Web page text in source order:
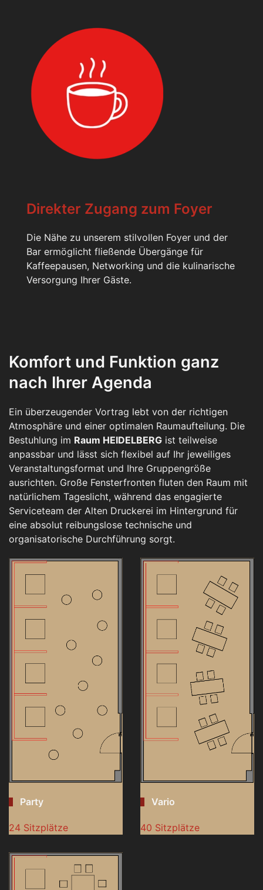
Direkter Zugang zum Foyer
Die Nähe zu unserem stilvollen Foyer und der
Bar ermöglicht fließende Übergänge für
Kaffeepausen, Networking und die kulinarische
Versorgung Ihrer Gäste.
Komfort und Funktion ganz
nach Ihrer Agenda
Ein überzeugender Vortrag lebt von der richtigen
Atmosphäre und einer optimalen Raumaufteilung. Die
Bestuhlung im Raum HEIDELBERG ist teilweise
anpassbar und lässt sich flexibel auf Ihr jeweiliges
Veranstaltungsformat und Ihre Gruppengröße
ausrichten. Große Fensterfronten fluten den Raum mit
natürlichem Tageslicht, während das engagierte
Serviceteam der Alten Druckerei im Hintergrund für
eine absolut reibungslose technische und
organisatorische Durchführung sorgt.
Party
24 Sitzplätze
Vario
40 Sitzplätze